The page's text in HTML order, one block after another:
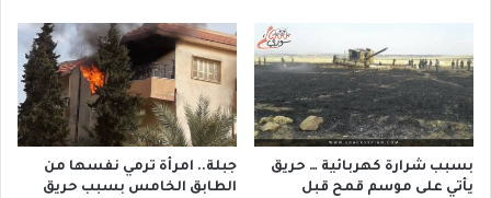
ا
إ
ن
ت
ا
ج
ت
ء
م
ن
ع
د
م
بسبب شرارة كهربائية … حريق
يأتي على موسم قمح قبل
جبلة.. امرأة ترمي نفسها من
الطابق الخامس بسبب حريق